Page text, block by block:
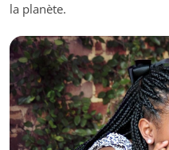
la planète.